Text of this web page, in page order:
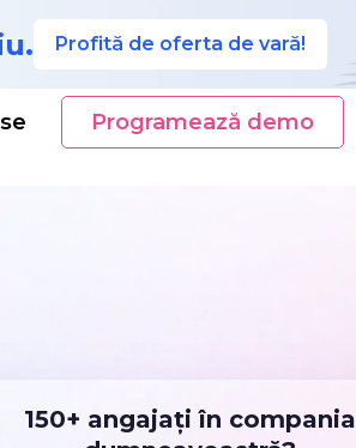
Profită de oferta de vară!
Programează demo
150+ angajați în compania